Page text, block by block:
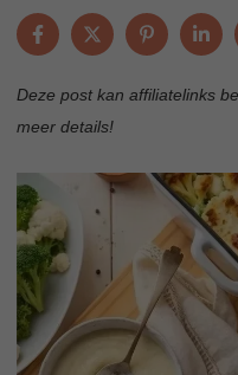
Deze post kan affiliatelinks
meer details!